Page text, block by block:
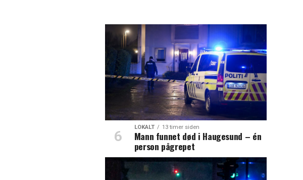
LOKALT 13 timer siden
Mann funnet død i Haugesund – én
person pågrepet